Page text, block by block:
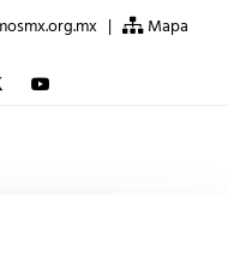
|
Mapa